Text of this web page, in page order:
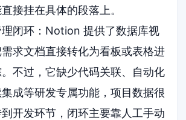
接挂在具体的段落上。
闭环：Notion 提供了数据库视
求文档直接转化为看板或表格进
不过，它缺少代码关联、自动化
成等研发专属功能，项目数据很
开发环节，闭环主要靠人工手动